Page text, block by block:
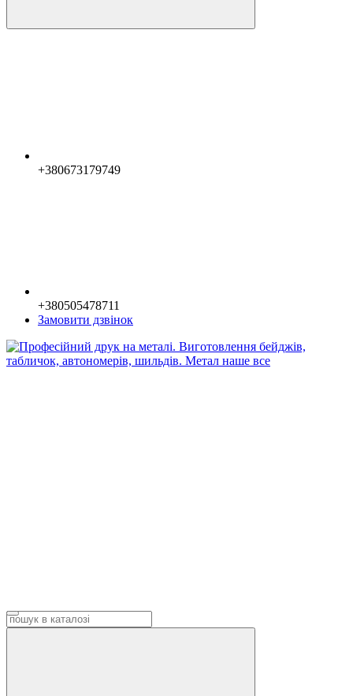
+380673179749
+380505478711
Замовити дзвінок